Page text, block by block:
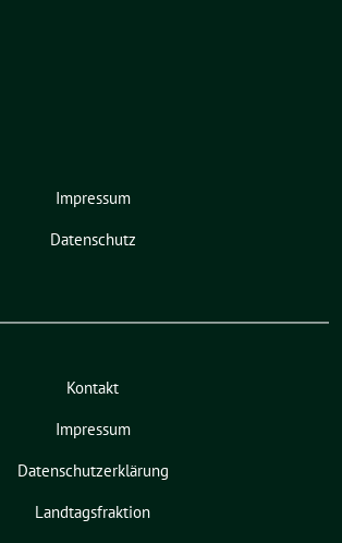
Impressum
Datenschutz
Kontakt
Impressum
Datenschutzerklärung
Landtagsfraktion